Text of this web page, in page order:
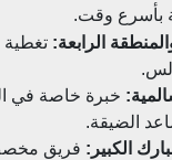
بأسرع وقت.
الرابعة: تغطية
خبرة خاصة في
الضيقة.
الكبير: فريق